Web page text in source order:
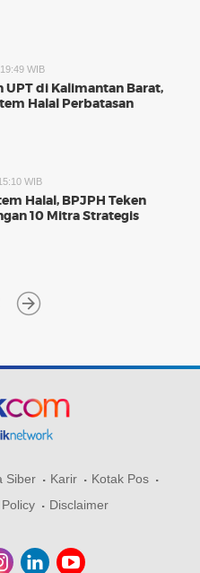
WIB
UPT di Kalimantan Barat,
Halal Perbatasan
WIB
Halal, BPJPH Teken
10 Mitra Strategis
Siber Karir
Kotak Pos
Disclaimer